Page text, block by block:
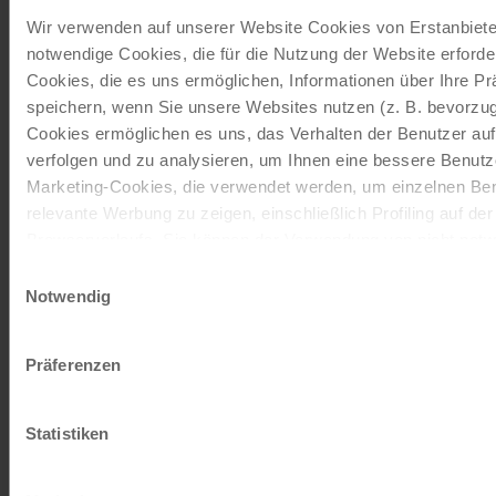
Wir verwenden auf unserer Website Cookies von
notwendige Cookies, die für die Nutzung der Website
Cookies, die es uns ermöglichen, Informationen über Ihre
speichern, wenn Sie unsere Websites nutzen (z. B.
Cookies ermöglichen es uns, das Verhalten der Benutzer
verfolgen und zu analysieren, um Ihnen eine bessere
Marketing-Cookies, die verwendet werden, um einzelnen
relevante Werbung zu zeigen, einschließlich Profiling auf
entscheiden, nur notwendige Cookies zu verwenden, indem
Impressum
Notwendig
Präferenzen
Statistiken
Schenken Sie unvergessliche
Momente!
Mit einem Reisegutschein haben Sie
immer das passende Geschenk.